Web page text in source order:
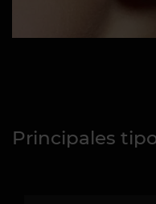
Principales